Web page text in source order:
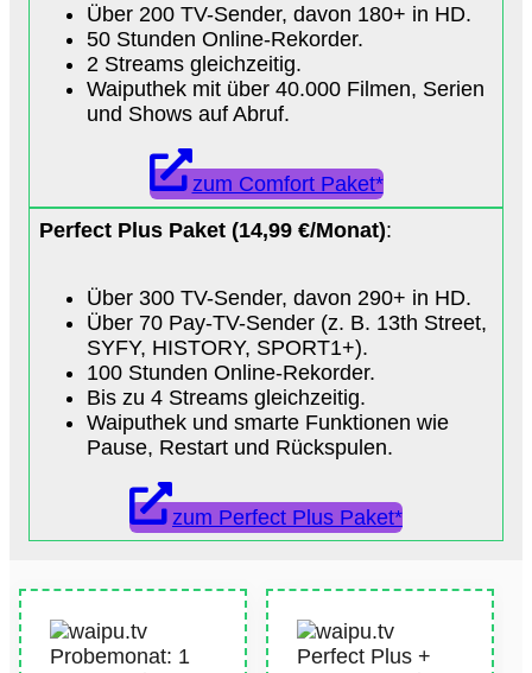
Über 200 TV-Sender, davon 180+ in HD.
50 Stunden Online-Rekorder.
2 Streams gleichzeitig.
Waiputhek mit über 40.000 Filmen, Serien
und Shows auf Abruf.
zum Comfort Paket*
Perfect Plus Paket (14,99 €/Monat):
Über 300 TV-Sender, davon 290+ in HD.
Über 70 Pay-TV-Sender (z. B. 13th Street,
SYFY, HISTORY, SPORT1+).
100 Stunden Online-Rekorder.
Bis zu 4 Streams gleichzeitig.
Waiputhek und smarte Funktionen wie
Pause, Restart und Rückspulen.
zum Perfect Plus Paket*